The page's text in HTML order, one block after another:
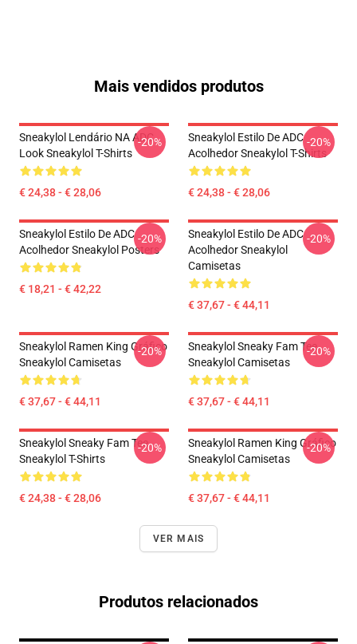
Mais vendidos produtos
Sneakylol Lendário NA ADC
Look Sneakylol T-Shirts
€ 24,38 - € 28,06
-20%
Sneakylol Estilo De ADC
Acolhedor Sneakylol T-Shirts
€ 24,38 - € 28,06
-20%
Sneakylol Estilo De ADC
Acolhedor Sneakylol Posters
€ 18,21 - € 42,22
-20%
Sneakylol Estilo De ADC
Acolhedor Sneakylol
Camisetas
€ 37,67 - € 44,11
-20%
Sneakylol Ramen King Gráfico
Sneakylol Camisetas
€ 37,67 - € 44,11
-20%
Sneakylol Sneaky Fam Tee
Sneakylol Camisetas
€ 37,67 - € 44,11
-20%
Sneakylol Sneaky Fam Tee
Sneakylol T-Shirts
€ 24,38 - € 28,06
-20%
Sneakylol Ramen King Gráfico
Sneakylol Camisetas
€ 37,67 - € 44,11
-20%
VER MAIS
Produtos relacionados